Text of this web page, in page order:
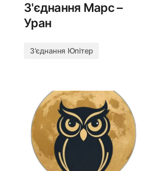
З'єднання Марс –
Уран
З'єднання Юпітер